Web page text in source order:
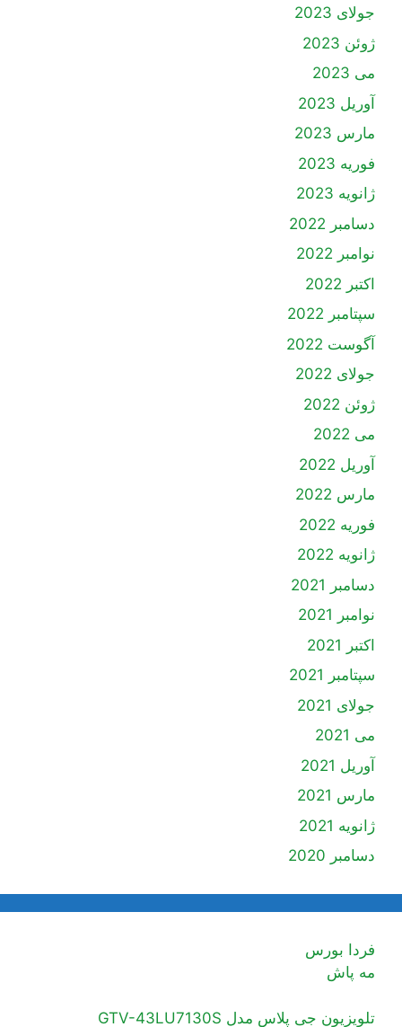
جولای 2023
ژوئن 2023
می 2023
آوریل 2023
مارس 2023
فوریه 2023
ژانویه 2023
دسامبر 2022
نوامبر 2022
اکتبر 2022
سپتامبر 2022
آگوست 2022
جولای 2022
ژوئن 2022
می 2022
آوریل 2022
مارس 2022
فوریه 2022
ژانویه 2022
دسامبر 2021
نوامبر 2021
اکتبر 2021
سپتامبر 2021
جولای 2021
می 2021
آوریل 2021
مارس 2021
ژانویه 2021
دسامبر 2020
فردا بورس
مه پاش
تلویزیون جی پلاس مدل GTV-43LU7130S